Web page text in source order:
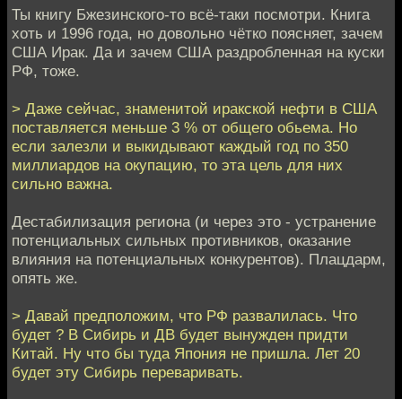
Ты книгу Бжезинского-то всё-таки посмотри. Книга
хоть и 1996 года, но довольно чётко поясняет, зачем
США Ирак. Да и зачем США раздробленная на куски
РФ, тоже.
> Даже сейчас, знаменитой иракской нефти в США
поставляется меньше 3 % от общего обьема. Но
если залезли и выкидывают каждый год по 350
миллиардов на окупацию, то эта цель для них
сильно важна.
Дестабилизация региона (и через это - устранение
потенциальных сильных противников, оказание
влияния на потенциальных конкурентов). Плацдарм,
опять же.
> Давай предположим, что РФ развалилась. Что
будет ? В Сибирь и ДВ будет вынужден придти
Китай. Ну что бы туда Япония не пришла. Лет 20
будет эту Сибирь переваривать.